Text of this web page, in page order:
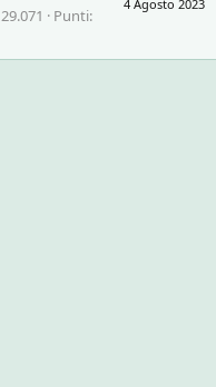
4 Agosto 2023
29.071
Punti